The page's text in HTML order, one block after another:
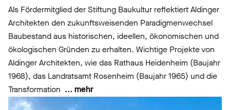
Als Fördermitglied der Stiftung Baukultur reflektiert Aldinger
Architekten den zukunftsweisenden Paradigmenwechsel
Baubestand aus historischen, ideellen, ökonomischen und
ökologischen Gründen zu erhalten. Wichtige Projekte von
Aldinger Architekten, wie das Rathaus Heidenheim (Baujahr
1968), das Landratsamt Rosenheim (Baujahr 1965) und die
Transformation ... mehr